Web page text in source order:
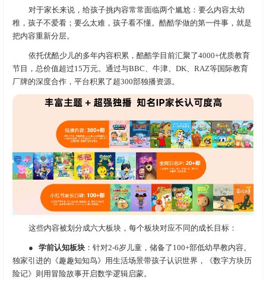
对于家长来说，给孩子挑内容常常面临两个尴尬：要么内容太幼
稚，孩子不爱看；要么太难，孩子看不懂。酷酷学做的第一件事，就是
把内容重新分层。
依托优酷少儿的多年内容积累，酷酷学目前汇聚了4000+优质教育
节目，总价值超过15万元。通过与BBC、牛津、DK、RAZ等国际教育
厂牌的深度合作，平台积累了超300部独播资源。
这些内容被划分成六大板块，每个板块对应不同的成长目标：
● 学前认知板块：针对2-6岁儿童，储备了100+部低幼早教内容。
独家引进的《趣趣知知鸟》用生活场景带孩子认识世界，《数字方块历
险记》则用冒险故事开启数学逻辑启蒙。